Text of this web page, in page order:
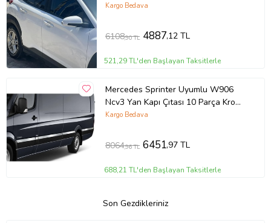
Kargo Bedava
6108,90 TL 4887,12 TL
521,29 TL'den Başlayan Taksitlerle
Mercedes Sprinter Uyumlu W906
Ncv3 Yan Kapı Çıtası 10 Parça Krom
(Extra Uzun) 2006 Ve Sonrası
Kargo Bedava
8064,96 TL 6451,97 TL
688,21 TL'den Başlayan Taksitlerle
Son Gezdikleriniz